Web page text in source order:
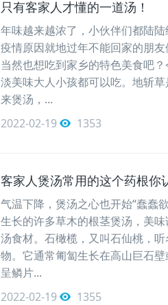
只有客家人才懂的一道汤！
年味越来越浓了，小伙伴们都陆
疫情原因就地过年不能回家的朋
当然也想吃到家乡的特色美食吧
淡美味大人小孩都可以吃。地斩
来煲汤，...
2022-02-19
1353
客家人煲汤常用的这个药根你
气温下降，煲汤之心也开始“蠢蠢
生长的许多草木的根茎煲汤，美
汤食材。石橄榄，又叫石仙桃，
物。它通常匍匐生长在高山巨石
呈鳞片...
2022-02-19
1355